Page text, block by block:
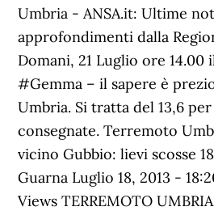
Umbria - ANSA.it: Ultime
approfondimenti dalla
Domani, 21 Luglio ore
#Gemma – il sapere è
Umbria. Si tratta del 13,6
consegnate. Terremoto
vicino Gubbio: lievi scosse
Guarna Luglio 18, 2013 -
Views TERREMOTO